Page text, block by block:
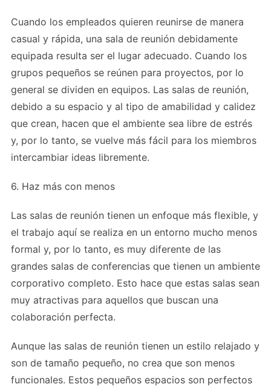
Cuando los empleados quieren reunirse de manera
casual y rápida, una sala de reunión debidamente
equipada resulta ser el lugar adecuado. Cuando los
grupos pequeños se reúnen para proyectos, por lo
general se dividen en equipos. Las salas de reunión,
debido a su espacio y al tipo de amabilidad y calidez
que crean, hacen que el ambiente sea libre de estrés
y, por lo tanto, se vuelve más fácil para los miembros
intercambiar ideas libremente.
6. Haz más con menos
Las salas de reunión tienen un enfoque más flexible, y
el trabajo aquí se realiza en un entorno mucho menos
formal y, por lo tanto, es muy diferente de las
grandes salas de conferencias que tienen un ambiente
corporativo completo. Esto hace que estas salas sean
muy atractivas para aquellos que buscan una
colaboración perfecta.
Aunque las salas de reunión tienen un estilo relajado y
son de tamaño pequeño, no crea que son menos
funcionales. Estos pequeños espacios son perfectos